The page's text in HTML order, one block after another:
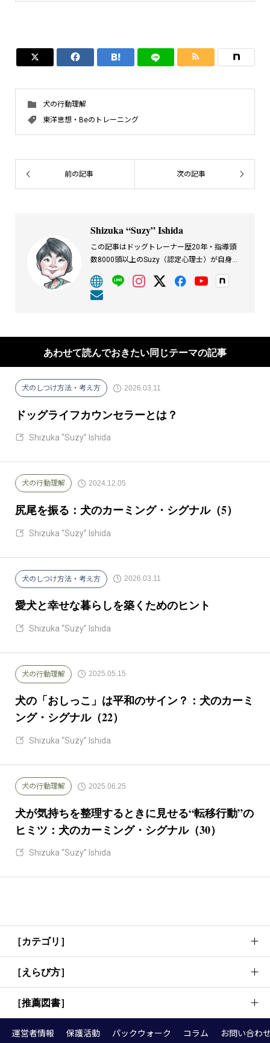
   
犬の行動理解
東洋思想・Beのトレーニング
前の記事 次の記事
Shizuka “Suzy” Ishida
この記事はドッグトレーナー歴20年・指導頭
数8000頭以上のSuzy（認定心理士）が自身の
あわせて読んでおきたい同じテーマの記事
犬のしつけ方法・考え方 2026.03.11
ドッグライフカウンセラーとは？
Shizuka “Suzy” Ishida
犬の行動理解 2024.12.05
尻尾を振る：犬のカーミング・シグナル（5）
Shizuka “Suzy” Ishida
犬のしつけ方法・考え方 2026.03.11
愛犬と幸せな暮らしを築くためのヒント
Shizuka “Suzy” Ishida
犬の行動理解 2025.05.15
犬の「おしっこ」は平和のサイン？：犬のカーミ
ング・シグナル（22）
Shizuka “Suzy” Ishida
犬の行動理解 2025.06.25
犬が気持ちを整理するときに見せる“転移行動”の
ヒミツ：犬のカーミング・シグナル（30）
Shizuka “Suzy” Ishida
［カテゴリ］
犬のしつけ方法・考え方
お散歩
［えらび方］
首輪
［推薦図書］
『犬語図鑑』
運営者情報 保護活動 パックウォーク コラム お問い合わ